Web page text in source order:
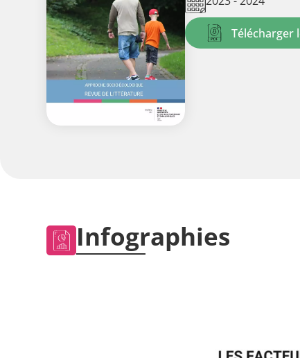
Télécharger
Infographies